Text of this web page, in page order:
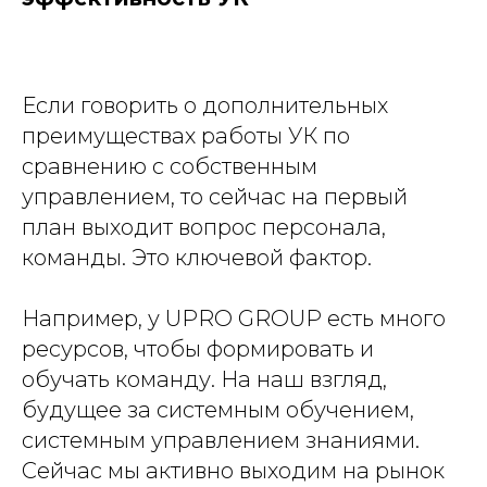
Если говорить о дополнительных
преимуществах работы УК по
сравнению с собственным
управлением, то сейчас на первый
план выходит вопрос персонала,
команды. Это ключевой фактор.
Например, у UPRO GROUP есть много
ресурсов, чтобы формировать и
обучать команду. На наш взгляд,
будущее за системным обучением,
системным управлением знаниями.
Сейчас мы активно выходим на рынок